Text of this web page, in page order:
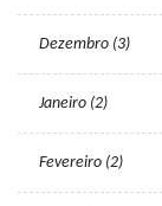
Dezembro (3)
Janeiro (2)
Fevereiro (2)